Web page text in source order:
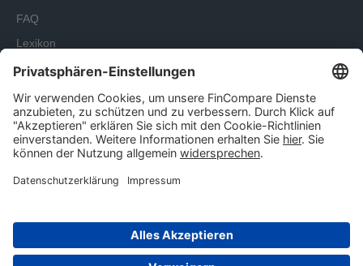
FAQ
Lexikon
Terminbuchung